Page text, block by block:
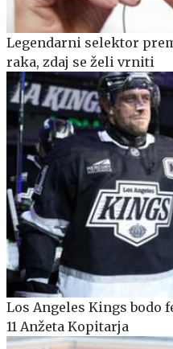
Legendarni selektor
raka, zdaj se želi vrniti
Los Angeles Kings
11 Anžeta Kopitarja